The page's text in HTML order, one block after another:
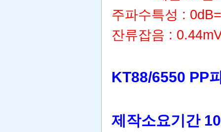
주파수특성 :
잔류잡음 :
KT88/6550 PP
제작소요기간